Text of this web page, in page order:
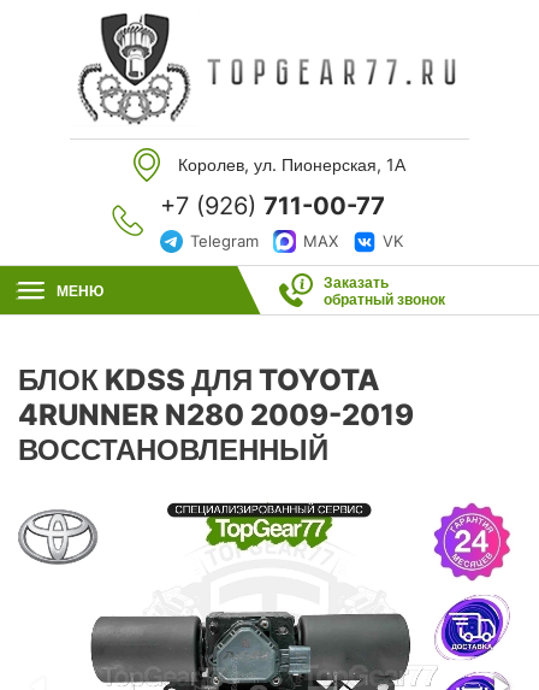
Королев, ул. Пионерская, 1А
+7 (926) 711-00-77
Telegram MAX VK
МЕНЮ
Заказать
обратный звонок
БЛОК KDSS ДЛЯ TOYOTA
4RUNNER N280 2009-2019
ВОССТАНОВЛЕННЫЙ